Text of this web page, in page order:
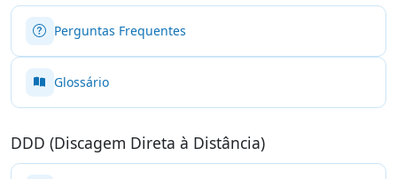
Perguntas Frequentes
Glossário
DDD (Discagem Direta à Distância)